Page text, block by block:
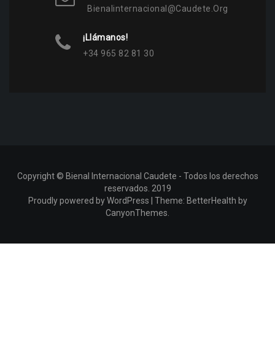
Bienalinternacional@caudete.org
¡Llámanos!
+34 965 82 81 30
Copyright © Bienal Internacional Caudete - Todos los derechos
reservados. 2019
Proudly powered by WordPress
Theme: BetterHealth by
CanyonThemes.